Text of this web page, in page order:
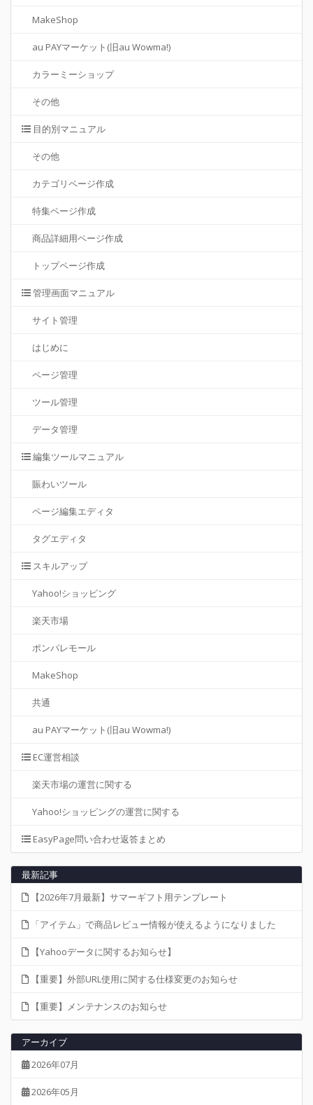
MakeShop
au PAYマーケット(旧au Wowma!)
カラーミーショップ
その他
目的別マニュアル
その他
カテゴリページ作成
特集ページ作成
商品詳細用ページ作成
トップページ作成
管理画面マニュアル
サイト管理
はじめに
ページ管理
ツール管理
データ管理
編集ツールマニュアル
賑わいツール
ページ編集エディタ
タグエディタ
スキルアップ
Yahoo!ショッピング
楽天市場
ポンパレモール
MakeShop
共通
au PAYマーケット(旧au Wowma!)
EC運営相談
楽天市場の運営に関する
Yahoo!ショッピングの運営に関する
EasyPage問い合わせ返答まとめ
最新記事
【2026年7月最新】サマーギフト用テンプレート
「アイテム」で商品レビュー情報が使えるようになりました
【Yahooデータに関するお知らせ】
【重要】外部URL使用に関する仕様変更のお知らせ
【重要】メンテナンスのお知らせ
アーカイブ
2026年07月
2026年05月